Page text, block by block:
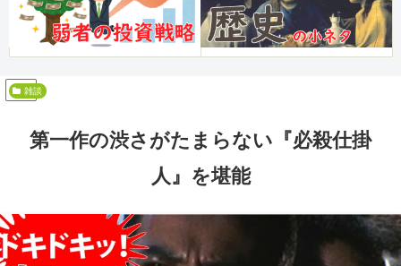
PR
第一作の渋さがたまらない『必殺仕掛
人』を堪能
雑談